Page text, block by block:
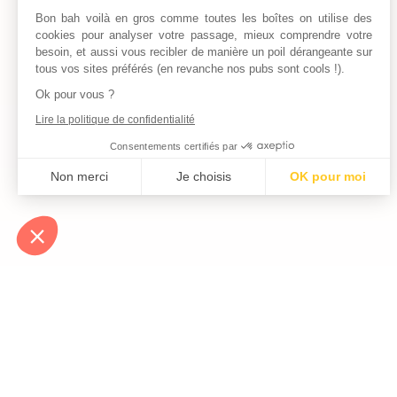
Bon bah voilà en gros comme toutes les boîtes on utilise des
cookies pour analyser votre passage, mieux comprendre votre
besoin, et aussi vous recibler de manière un poil dérangeante sur
tous vos sites préférés (en revanche nos pubs sont cools !).
Ok pour vous ?
Lire la politique de confidentialité
Consentements certifiés par
Non merci Je choisis
OK pour moi
Notre plateforme vous permet d'adapter et de gérer vos